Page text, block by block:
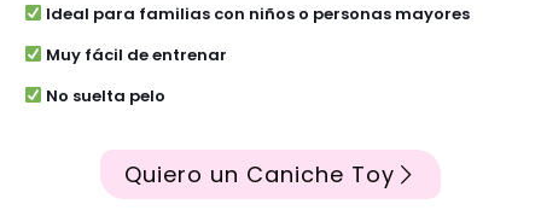
Ideal para familias con niños o personas mayores
Muy fácil de entrenar
No suelta pelo
Quiero un Caniche Toy